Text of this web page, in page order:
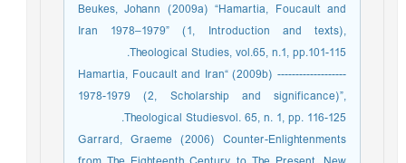
Beukes, Johann (2009a) “Hamartia, Foucault and
Iran 1978–1979” (1, Introduction and texts),
Theological Studies, vol.65, n.1, pp.101-115.
------------------- (2009b) “Hamartia, Foucault and Iran
1978-1979 (2, Scholarship and significance)”,
Theological Studiesvol. 65, n. 1, pp. 116-125.
Garrard, Graeme (2006) Counter-Enlightenments